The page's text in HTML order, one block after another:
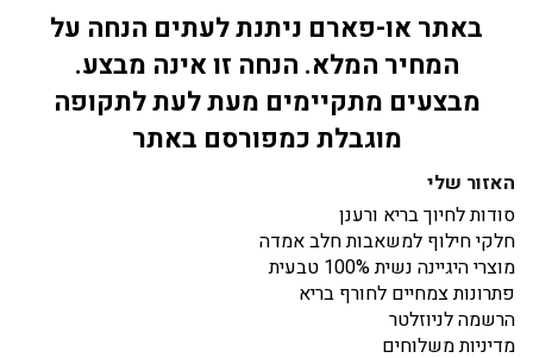
באתר או-פארם ניתנת לעתים הנחה על
המחיר המלא. הנחה זו אינה מבצע.
מבצעים מתקיימים מעת לעת לתקופה
מוגבלת כמפורסם באתר
האזור שלי
סודות לחיוך בריא ורענן
חלקי חילוף למשאבות חלב אמדה
מוצרי היגיינה נשית 100% טבעית
פתרונות צמחיים לחורף בריא
הרשמה לניוזלטר
מדיניות משלוחים